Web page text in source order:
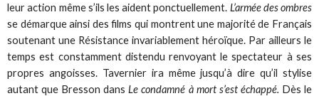
leur action même s’ils les aident ponctuellement. L’armée des ombres
se démarque ainsi des films qui montrent une majorité de Français
soutenant une Résistance invariablement héroïque. Par ailleurs le
temps est constamment distendu renvoyant le spectateur à ses
propres angoisses. Tavernier ira même jusqu’à dire qu’il stylise
autant que Bresson dansLe condamné à mort s’est échappé. Dès le